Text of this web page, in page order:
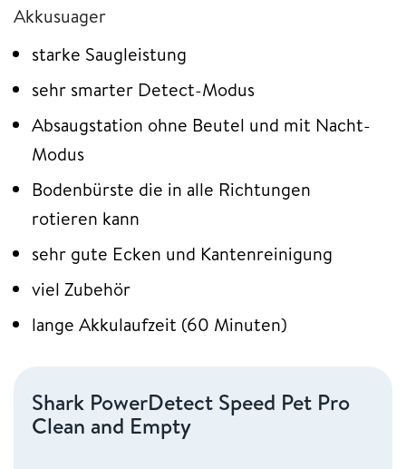
Akkusuager
starke Saugleistung
sehr smarter Detect-Modus
Absaugstation ohne Beutel und mit Nacht-
Modus
Bodenbürste die in alle Richtungen
rotieren kann
sehr gute Ecken und Kantenreinigung
viel Zubehör
lange Akkulaufzeit (60 Minuten)
Shark PowerDetect Speed Pet Pro
Clean and Empty